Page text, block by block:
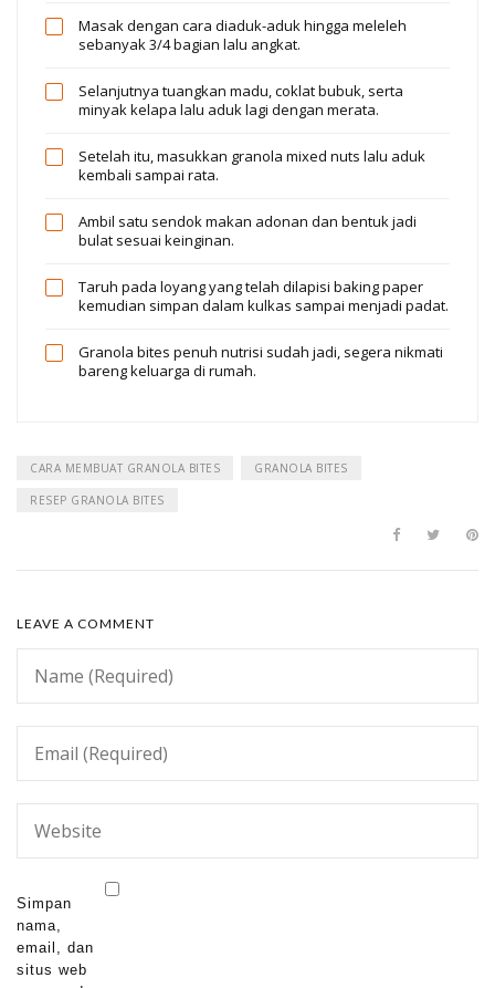
Masak dengan cara diaduk-aduk hingga meleleh
sebanyak 3/4 bagian lalu angkat.
Selanjutnya tuangkan madu, coklat bubuk, serta
minyak kelapa lalu aduk lagi dengan merata.
Setelah itu, masukkan granola mixed nuts lalu aduk
kembali sampai rata.
Ambil satu sendok makan adonan dan bentuk jadi
bulat sesuai keinginan.
Taruh pada loyang yang telah dilapisi baking paper
kemudian simpan dalam kulkas sampai menjadi padat.
Granola bites penuh nutrisi sudah jadi, segera nikmati
bareng keluarga di rumah.
CARA MEMBUAT GRANOLA BITES GRANOLA BITES
RESEP GRANOLA BITES
LEAVE A COMMENT
Simpan
nama,
email, dan
situs web